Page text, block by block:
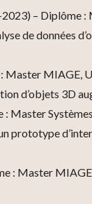
– Diplôme :
de données
MIAGE,
d’objets 3D
Master
prototype
: Master